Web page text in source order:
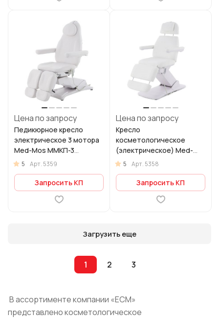
Цена по запросу
Педикюрное кресло
электрическое 3 мотора
Med-Mos ММКП-3
КО-195DP-00
5 Арт. 5359
Запросить КП
Цена по запросу
Кресло
косметологическое
(электрическое) Med-
Mos ММКК-3 КО-175Д-00
5 Арт. 5358
Запросить КП
Загрузить еще
1 2 3
В ассортименте компании «ЕСМ»
представлено косметологическое